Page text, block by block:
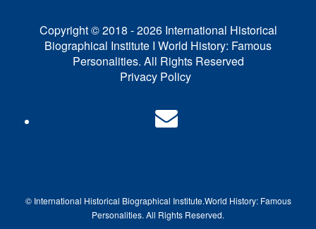
Copyright © 2018 - 2026 International Historical
Biographical Institute I World History: Famous
Personalities. All Rights Reserved
Privacy Policy
© International Historical Biographical Institute.World History: Famous
Personalities. All Rights Reserved.